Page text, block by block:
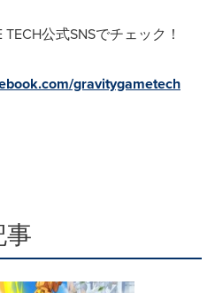
公式SNSでチェック！
gravitygametech